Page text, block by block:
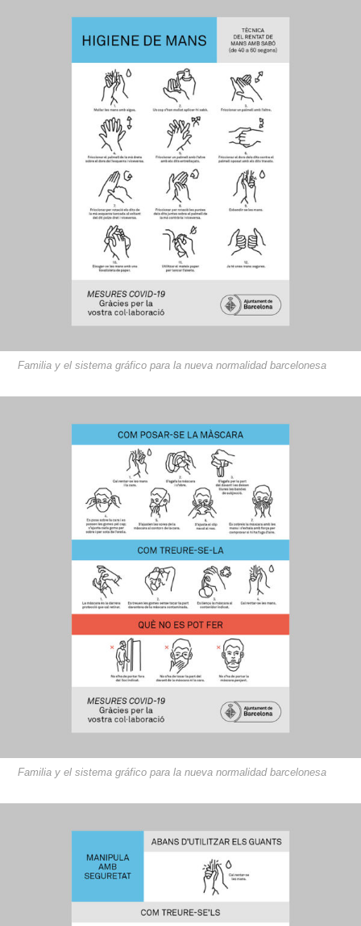
Familia y el sistema gráfico para la nueva normalidad barcelonesa
Familia y el sistema gráfico para la nueva normalidad barcelonesa